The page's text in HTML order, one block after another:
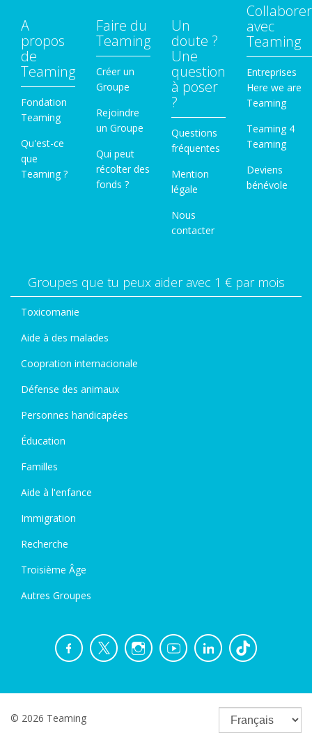
A
propos
de
Teaming
Fondation
Teaming
Qu'est-ce
que
Teaming ?
Faire du
Teaming
Créer un
Groupe
Rejoindre
un Groupe
Qui peut
récolter des
fonds ?
Un
doute ?
Une
question
à poser
?
Questions
fréquentes
Mention
légale
Nous
contacter
Collaborer
avec
Teaming
Entreprises
Here we are
Teaming
Teaming 4
Teaming
Deviens
bénévole
Groupes que tu peux aider avec 1 € par mois
Toxicomanie
Aide à des malades
Coopration internacionale
Défense des animaux
Personnes handicapées
Éducation
Familles
Aide à l'enfance
Immigration
Recherche
Troisième Âge
Autres Groupes
© 2026 Teaming